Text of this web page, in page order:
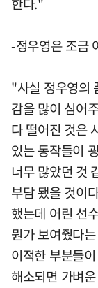
-정우영은 조금
"사실 정우영의
감을 많이 심어
다 떨어진 것은
있는 동작들이
너무 많았던 것
부담 됐을 것이
했는데 어린 선
뭔가 보여줬다
이적한 부분들
해소되면 가벼